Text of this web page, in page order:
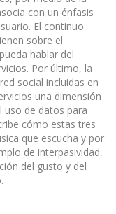
con un énfasis
El continuo
sobre el
hablar del
Por último, la
social incluidas en
una dimensión
uso de datos para
cómo estas tres
que escucha y por
de interpasividad,
del gusto y del